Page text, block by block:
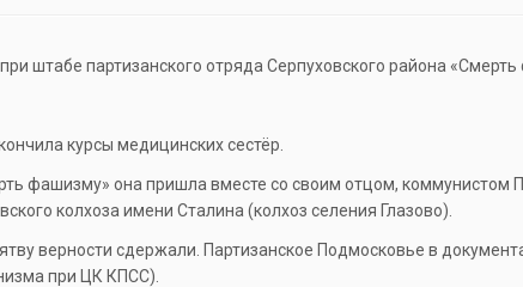
штабе партизанского отряда Серпуховского района «Смерть
курсы медицинских сестёр.
фашизму» она пришла вместе со своим отцом,
колхоза имени Сталина (колхоз селения Глазово).
верности сдержали. Партизанское Подмосковье в
при ЦК КПСС).